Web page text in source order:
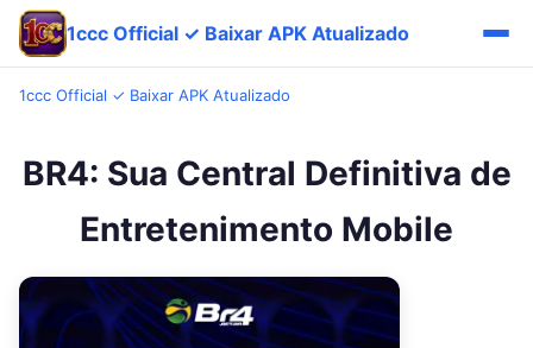
1ccc Official ✓ Baixar APK Atualizado
1ccc Official ✓ Baixar APK Atualizado
BR4: Sua Central Definitiva de
Entretenimento Mobile